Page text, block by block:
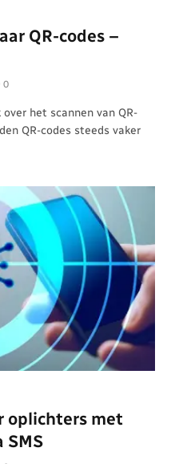
QR-codes –
0
het scannen van QR-
QR-codes steeds vaker
oplichters met
SMS